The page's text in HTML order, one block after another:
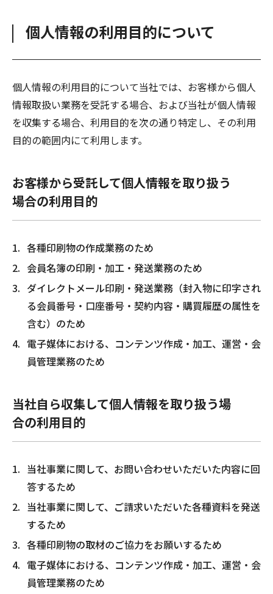
個人情報の利用目的について
個人情報の利用目的について当社では、お客様から個人
情報取扱い業務を受託する場合、および当社が個人情報
を収集する場合、利用目的を次の通り特定し、その利用
目的の範囲内にて利用します。
お客様から受託して個人情報を取り扱う
場合の利用目的
各種印刷物の作成業務のため
会員名簿の印刷・加工・発送業務のため
ダイレクトメール印刷・発送業務（封入物に印字され
る会員番号・口座番号・契約内容・購買履歴の属性を
含む）のため
電子媒体における、コンテンツ作成・加工、運営・会
員管理業務のため
当社自ら収集して個人情報を取り扱う場
合の利用目的
当社事業に関して、お問い合わせいただいた内容に回
答するため
当社事業に関して、ご請求いただいた各種資料を発送
するため
各種印刷物の取材のご協力をお願いするため
電子媒体における、コンテンツ作成・加工、運営・会
員管理業務のため